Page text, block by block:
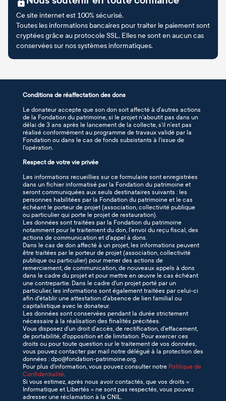
Ce site internet est 100% sécurisé.
Toutes les informations bancaires pour traiter le paiement sont
cryptées grâce au protocole SSL. Elles ne sont en aucun cas
conservées sur nos systèmes informatiques.
Conditions de réaffectation des dons
Le donateur accepte que son don soit affecté à d’autres actions
de la Fondation du patrimoine, si le projet n’aboutit pas dans un
délai de 3 ans après le lancement de la collecte, s’il n’est pas
réalisé conformément au programme de travaux validé par la
Fondation ou dans le cas de fonds subsistants à l’issue de
l’opération.
Respect de votre vie privée
Les informations recueillies sur ce formulaire sont enregistrées
dans un fichier informatisé par la Fondation du patrimoine et
seront communiquées aux seuls destinataires suivants : les
personnes habilitées par la Fondation du patrimoine et le cas
échéant le porteur de projet (association, collectivité publique
ou particulier qui porte le projet de restauration).
Les données sont traitées par la Fondation du patrimoine
notamment pour le traitement du don, l’envoi du reçu fiscal, des
actions de communication et d’appel à dons.
Dans le cas de don affecté à un projet, les informations peuvent
être traitées par le porteur de projet (association, collectivité
publique ou particulier) pour mener des actions de
remerciement, de communication, de nouveaux appels à dons
dans le cadre du projet et pour mettre en œuvre le cas échéant
une contrepartie. Dans le cadre d'un projet porté par un
particulier, les informations sont également traitées par celui-ci
afin d'établir une attestation d'absence de lien familial ou
capitalistique avec le donateur.
Les données sont conservées pendant la durée strictement
nécessaire à la réalisation des finalités précitées.
Vous disposez d’un droit d’accès, de rectification, d’effacement,
de portabilité, d'opposition et de limitation. Pour exercer ces
droits ou pour toute question sur le traitement de vos données,
vous pouvez contacter par mail notre délégué à la protection des
données : dpo@fondation-patrimoine.org.
Pour plus d’information, vous pouvez consulter notre Politique de
Confidentialité.
Si vous estimez, après nous avoir contactés, que vos droits «
Informatique et Libertés » ne sont pas respectés, vous pouvez
adresser une réclamation à la CNIL.